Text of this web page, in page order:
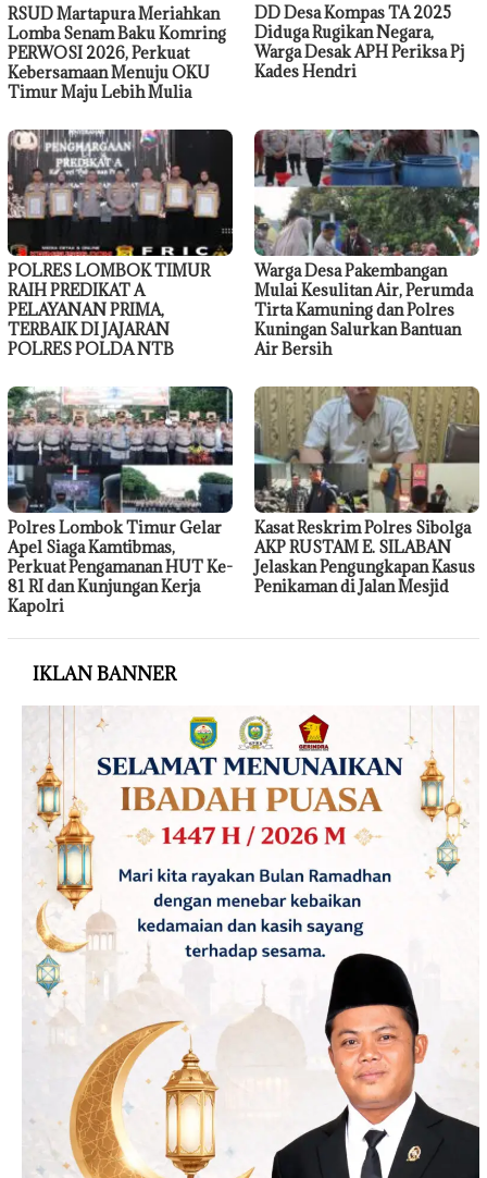
RSUD Martapura Meriahkan
Lomba Senam Baku Komring
PERWOSI 2026, Perkuat
Kebersamaan Menuju OKU
Timur Maju Lebih Mulia
DD Desa Kompas TA 2025
Diduga Rugikan Negara,
Warga Desak APH Periksa Pj
Kades Hendri
POLRES LOMBOK TIMUR
RAIH PREDIKAT A
PELAYANAN PRIMA,
TERBAIK DI JAJARAN
POLRES POLDA NTB
Warga Desa Pakembangan
Mulai Kesulitan Air, Perumda
Tirta Kamuning dan Polres
Kuningan Salurkan Bantuan
Air Bersih
Polres Lombok Timur Gelar
Apel Siaga Kamtibmas,
Perkuat Pengamanan HUT Ke-
81 RI dan Kunjungan Kerja
Kapolri
Kasat Reskrim Polres Sibolga
AKP RUSTAM E. SILABAN
Jelaskan Pengungkapan Kasus
Penikaman di Jalan Mesjid
IKLAN BANNER